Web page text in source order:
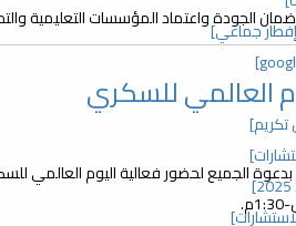
جماعي]
الجودة واعتماد المؤسسات التعليمية
العالمي للسكري